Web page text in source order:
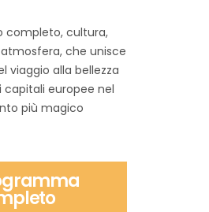
completo, cultura,
che unisce
viaggio alla bellezza
capitali europee nel
più magico